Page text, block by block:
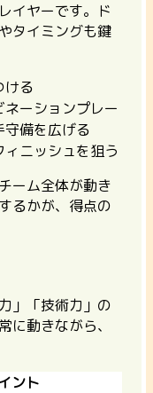
イヤーです。ド
タイミングも鍵
ける
ーションプレー
守備を広げる
ニッシュを狙う
ーム全体が動き
るかが、得点の
」「技術力」の
に動きながら、
ント